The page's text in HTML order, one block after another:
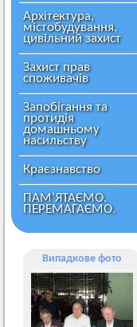
Архітектура,
містобудування,
цивільний захист
Захист прав
споживачів
Запобігання та
протидія
домашньому
насильству
Краєзнавство
ПАМ’ЯТАЄМО.
ПЕРЕМАГАЄМО.
Випадкове фото